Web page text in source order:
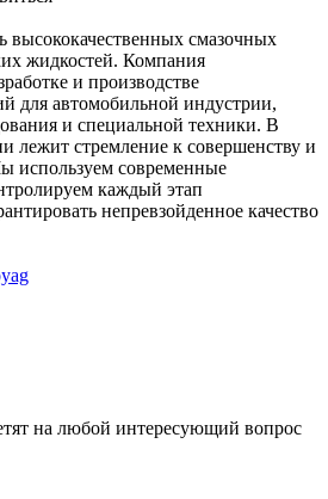
высококачественных смазочных
жидкостей. Компания
и производстве
для автомобильной индустрии,
и специальной техники. В
лежит стремление к совершенству и
используем современные
каждый этап
непревзойденное качество
на любой интересующий вопрос